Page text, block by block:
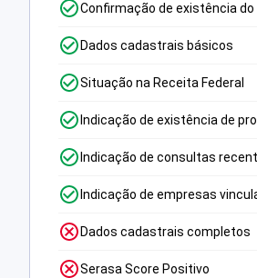
Confirmação de existência do
Dados cadastrais básicos
Situação na Receita Federal
Indicação de existência de
Indicação de consultas
Indicação de empresas
Dados cadastrais completos
Serasa Score Positivo